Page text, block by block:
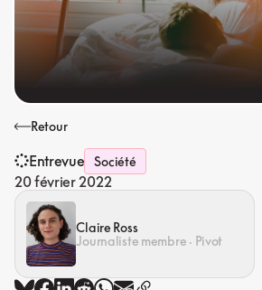
Retour
Entrevue Société
20 février 2022
Claire Ross
Journaliste membre · Pivot